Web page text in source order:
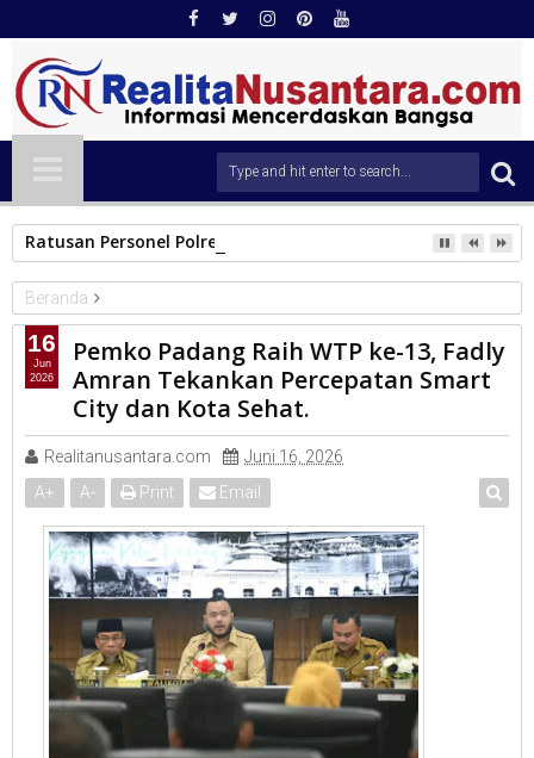
Ratusan Personel Polresta Padang Disiagakan Amankan
Beranda
PEMKO PADANG
Pemko Padang Raih WTP ke-13, Fadly Amran Tekankan
Percepatan Smart City dan Kota Sehat.
Pemko Padang Raih WTP ke-13, Fadly
Amran Tekankan Percepatan Smart
City dan Kota Sehat.
Realitanusantara.com
Juni 16, 2026
A+ A- Print Email
16
Jun
2026